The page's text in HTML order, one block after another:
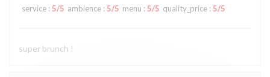
service : 5/5 ambience : 5/5 menu : 5/5 quality_price : 5/5
super brunch !